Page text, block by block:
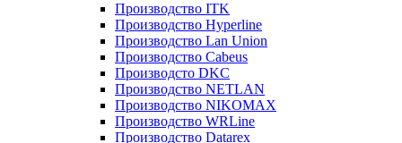
Производство ITK
Производство Hyperline
Производство Lan Union
Производство Cabeus
Производсто DKC
Производство NETLAN
Производство NIKOMAX
Производство WRLine
Производство Datarex